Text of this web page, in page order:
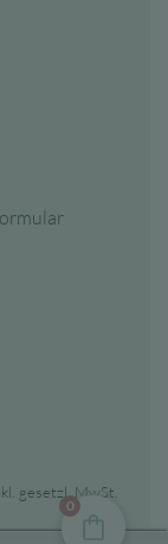
gesetzl. MwSt.
0